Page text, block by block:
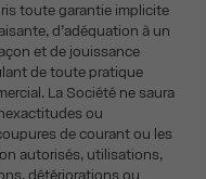
toute garantie implicite
d’adéquation à un
et de jouissance
de toute pratique
La Société ne saura
ou
de courant ou les
autorisés, utilisations,
détériorations ou